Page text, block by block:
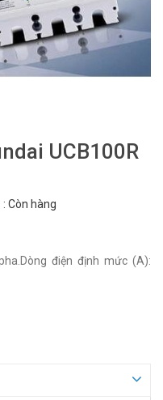
UCB100R
: Còn hàng
điện định mức (A):